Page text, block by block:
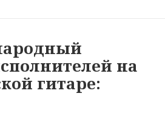
на
гитаре: